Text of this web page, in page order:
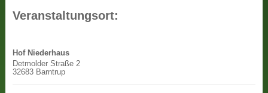
Veranstaltungsort:
Hof Niederhaus
Detmolder Straße 2
32683 Barntrup